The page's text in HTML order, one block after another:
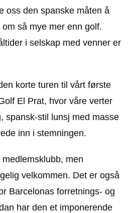
oss den spanske måten å
så mye mer enn golf.
i selskap med venner er
korte turen til vårt første
El Prat, hvor våre verter
spansk-stil lunsj med masse
inn i stemningen.
men
velkommen. Det er også
Barcelonas forretnings- og
har den et imponerende